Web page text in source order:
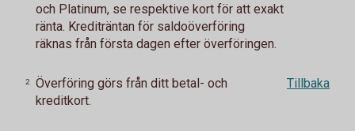
och Platinum, se respektive kort för att exakt
ränta. Krediträntan för saldoöverföring
räknas från första dagen efter överföringen.
2
Överföring görs från ditt betal- och
kreditkort.
Tillbaka